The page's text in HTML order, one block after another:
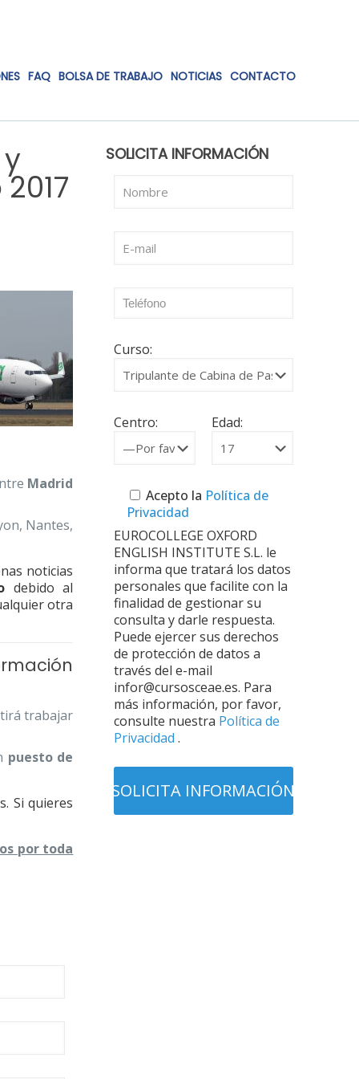
FAQ BOLSA DE TRABAJO NOTICIAS CONTACTO
Madrid
Nantes,
noticias
debido al
otra
trabajar
puesto de
Si quieres
por toda
SOLICITA INFORMACIÓN
Curso:
Centro: Edad:
Acepto la Política de
Privacidad
EUROCOLLEGE OXFORD
ENGLISH INSTITUTE S.L. le
informa que tratará los datos
personales que facilite con la
finalidad de gestionar su
consulta y darle respuesta.
Puede ejercer sus derechos
de protección de datos a
través del e-mail
infor@cursosceae.es. Para
más información, por favor,
consulte nuestra Política de
Privacidad .